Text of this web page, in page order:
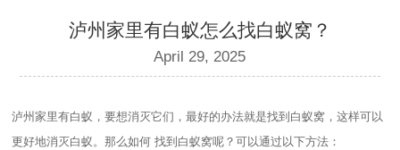
泸州家里有白蚁怎么找白蚁窝？
April 29, 2025
泸州家里有白蚁，要想消灭它们，最好的办法就是找到白蚁窝，这样可以
更好地消灭白蚁。那么如何 找到白蚁窝呢？可以通过以下方法：